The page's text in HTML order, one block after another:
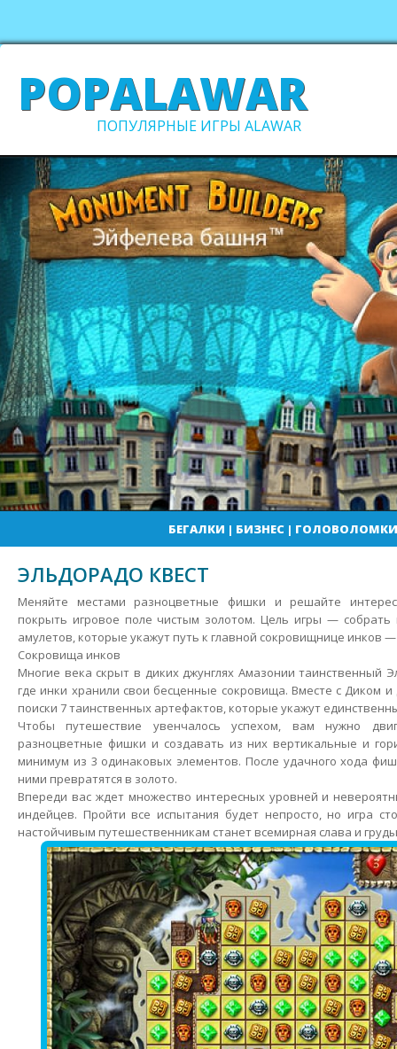
POPALAWAR
ПОПУЛЯРНЫЕ ИГРЫ ALAWAR
БЕГАЛКИ | БИЗНЕС| ГОЛОВОЛОМКИ
ЭЛЬДОРАДО КВЕСТ
Меняйте местами разноцветные фишки и решайте
покрыть игровое поле чистым золотом. Цель игры — собрать
амулетов, которые укажут путь к главной сокровищнице инков
Сокровища инков
Многие века скрыт в диких джунглях Амазонии таинственный
где инки хранили свои бесценные сокровища. Вместе с Диком
поиски 7 таинственных артефактов, которые укажут
Чтобы путешествие увенчалось успехом, вам нужно
разноцветные фишки и создавать из них вертикальные и
минимум из 3 одинаковых элементов. После удачного хода
ними превратятся в золото.
Впереди вас ждет множество интересных уровней и
индейцев. Пройти все испытания будет непросто, но игра
настойчивым путешественникам станет всемирная слава и